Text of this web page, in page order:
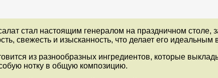
стал настоящим генералом на праздничном столе,
свежесть и изысканность, что делает его
из разнообразных ингредиентов, которые
нотку в общую композицию.